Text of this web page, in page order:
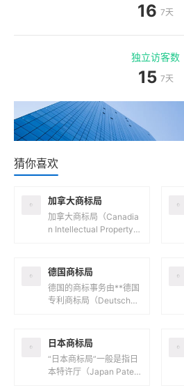
16 7天
独立访客数
15 7天
猜你喜欢
加拿大商标局
加拿大商标局（Canadia
n Intellectual Property O
德国商标局
德国的商标事务由**德国
专利商标局（Deutsches
日本商标局
“日本商标局”一般是指日
本特许厅（Japan Patent